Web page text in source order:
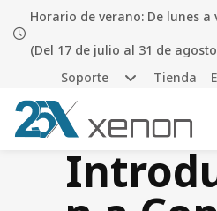
Horario de verano: De lunes a
(Del 17 de julio al 31 de
Soporte
Tienda